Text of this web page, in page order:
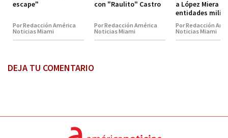
escape"
Por Redacción América
Noticias Miami
con "Raulito" Castro
Por Redacción América
Noticias Miami
a López Miera y
entidades
Por Redacción
Noticias Miami
DEJA TU COMENTARIO